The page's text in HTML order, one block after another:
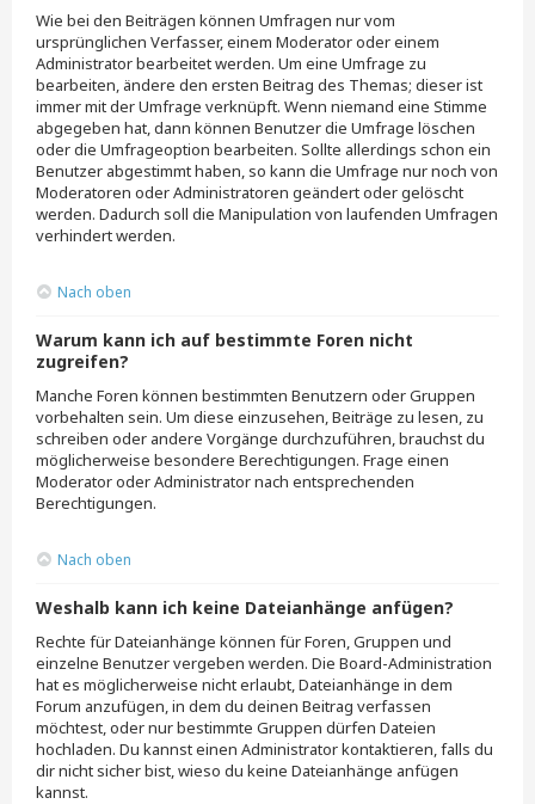
Wie bei den Beiträgen können Umfragen nur vom
ursprünglichen Verfasser, einem Moderator oder einem
Administrator bearbeitet werden. Um eine Umfrage zu
bearbeiten, ändere den ersten Beitrag des Themas; dieser ist
immer mit der Umfrage verknüpft. Wenn niemand eine Stimme
abgegeben hat, dann können Benutzer die Umfrage löschen
oder die Umfrageoption bearbeiten. Sollte allerdings schon ein
Benutzer abgestimmt haben, so kann die Umfrage nur noch von
Moderatoren oder Administratoren geändert oder gelöscht
werden. Dadurch soll die Manipulation von laufenden Umfragen
verhindert werden.
Nach oben
Warum kann ich auf bestimmte Foren nicht
zugreifen?
Manche Foren können bestimmten Benutzern oder Gruppen
vorbehalten sein. Um diese einzusehen, Beiträge zu lesen, zu
schreiben oder andere Vorgänge durchzuführen, brauchst du
möglicherweise besondere Berechtigungen. Frage einen
Moderator oder Administrator nach entsprechenden
Berechtigungen.
Nach oben
Weshalb kann ich keine Dateianhänge anfügen?
Rechte für Dateianhänge können für Foren, Gruppen und
einzelne Benutzer vergeben werden. Die Board-Administration
hat es möglicherweise nicht erlaubt, Dateianhänge in dem
Forum anzufügen, in dem du deinen Beitrag verfassen
möchtest, oder nur bestimmte Gruppen dürfen Dateien
hochladen. Du kannst einen Administrator kontaktieren, falls du
dir nicht sicher bist, wieso du keine Dateianhänge anfügen
kannst.